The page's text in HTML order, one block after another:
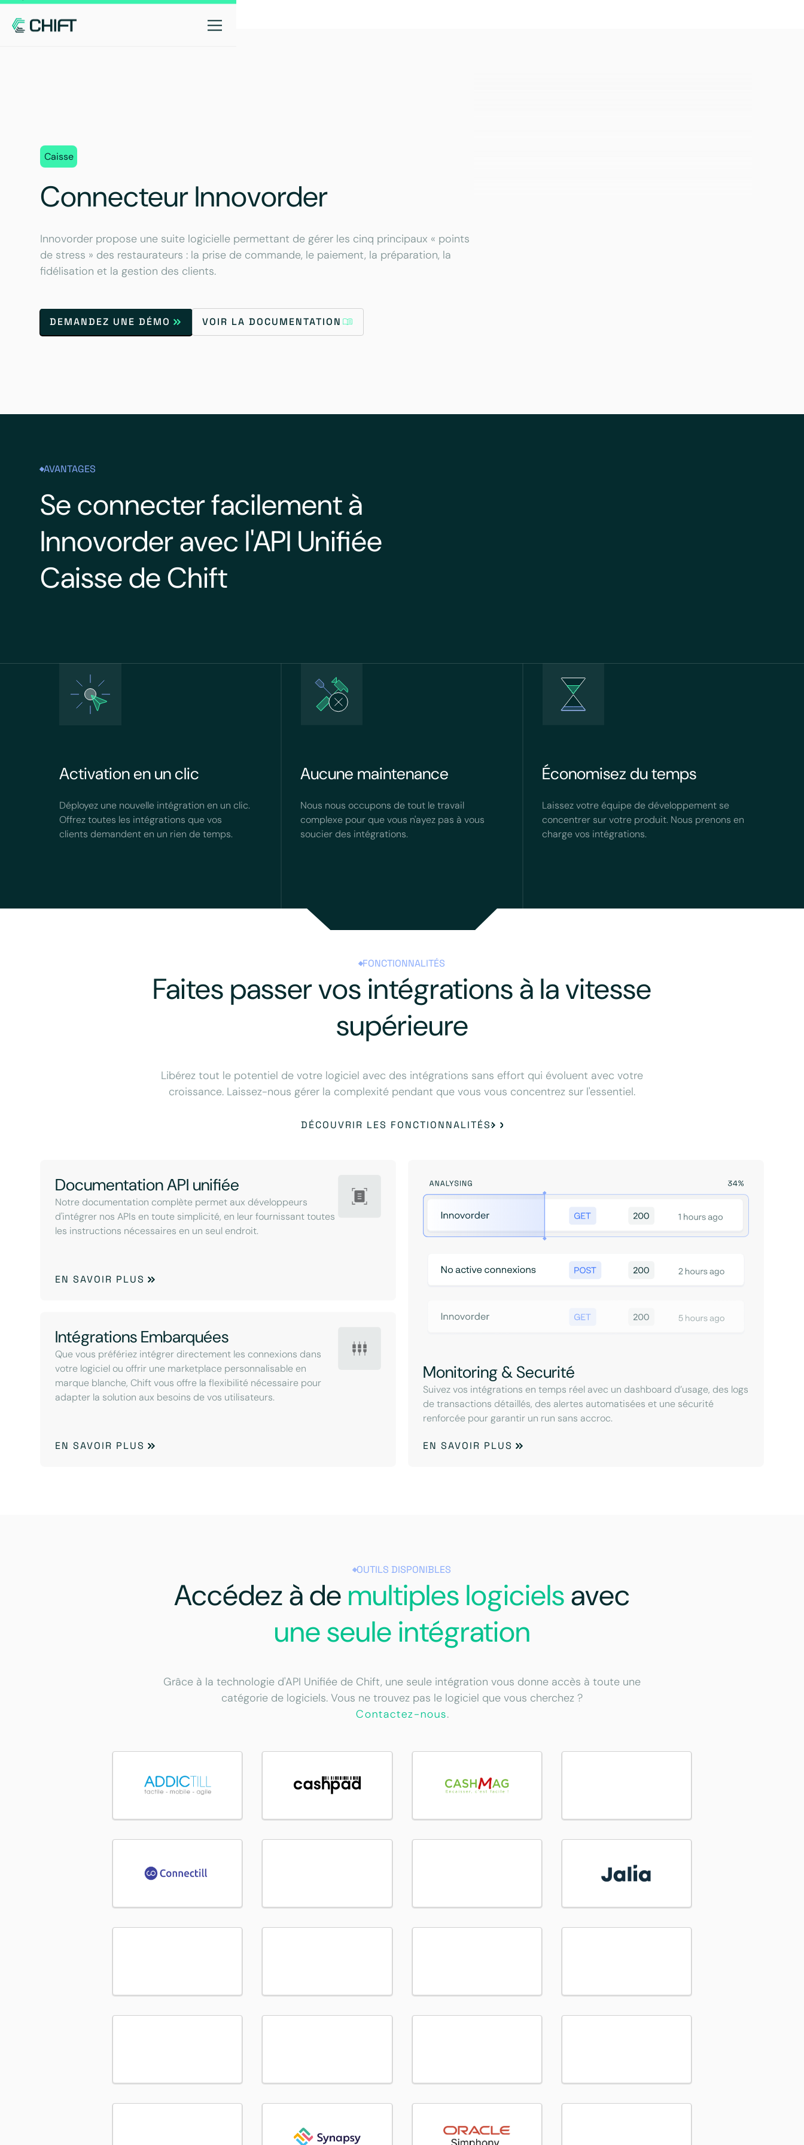
Caisse
Connecteur Innovorder
Innovorder propose une suite logicielle permettant de gérer les cinq principaux « points
de stress » des restaurateurs : la prise de commande, le paiement, la préparation, la
fidélisation et la gestion des clients.
DEMANDEZ UNE DÉMO VOIR LA DOCUMENTATION
AVANTAGES
Se connecter facilement à
Innovorder avec l'API Unifiée
Caisse de Chift
Activation en un clic
Déployez une nouvelle intégration en un clic.
Offrez toutes les intégrations que vos
clients demandent en un rien de temps.
Aucune maintenance
Nous nous occupons de tout le travail
complexe pour que vous n'ayez pas à vous
soucier des intégrations.
Économisez du temps
Laissez votre équipe de développement se
concentrer sur votre produit. Nous prenons en
charge vos intégrations.
FONCTIONNALITÉS
Faites passer vos intégrations à la vitesse
supérieure
Libérez tout le potentiel de votre logiciel avec des intégrations sans effort qui évoluent avec votre
croissance. Laissez-nous gérer la complexité pendant que vous vous concentrez sur l'essentiel.
DÉCOUVRIR LES FONCTIONNALITÉS
Documentation API unifiée
Notre documentation complète permet aux développeurs
d'intégrer nos APIs en toute simplicité, en leur fournissant toutes
les instructions nécessaires en un seul endroit.
EN SAVOIR PLUS
Intégrations Embarquées
Que vous préfériez intégrer directement les connexions dans
votre logiciel ou offrir une marketplace personnalisable en
marque blanche, Chift vous offre la flexibilité nécessaire pour
adapter la solution aux besoins de vos utilisateurs.
EN SAVOIR PLUS
Monitoring & Securité
Suivez vos intégrations en temps réel avec un dashboard d’usage, des logs
de transactions détaillés, des alertes automatisées et une sécurité
renforcée pour garantir un run sans accroc.
EN SAVOIR PLUS
OUTILS DISPONIBLES
Accédez à de multiples logicielsavec
une seule intégration
Grâce à la technologie d'API Unifiée de Chift, une seule intégration vous donne accès à toute une
catégorie de logiciels. Vous ne trouvez pas le logiciel que vous cherchez ?
Contactez-nous.